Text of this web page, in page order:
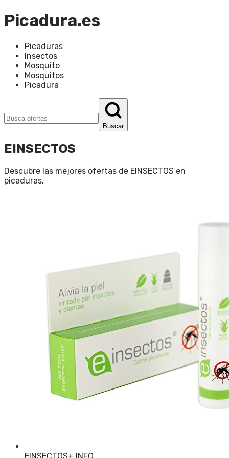
Picadura.es
Picaduras
Insectos
Mosquito
Mosquitos
Picadura
Buscar
EINSECTOS
Descubre las mejores ofertas de EINSECTOS en
picaduras.
EINSECTOS+ INFO